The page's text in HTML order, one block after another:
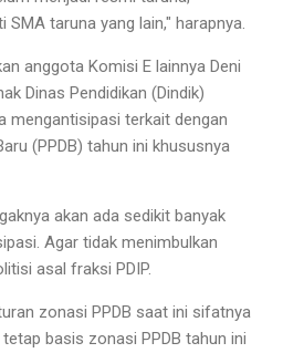
taruna yang lain," harapnya.
anggota Komisi E lainnya Deni
Dinas Pendidikan (Dindik)
mengantisipasi terkait dengan
(PPDB) tahun ini khususnya
akan ada sedikit banyak
Agar tidak menimbulkan
asal fraksi PDIP.
zonasi PPDB saat ini sifatnya
basis zonasi PPDB tahun ini